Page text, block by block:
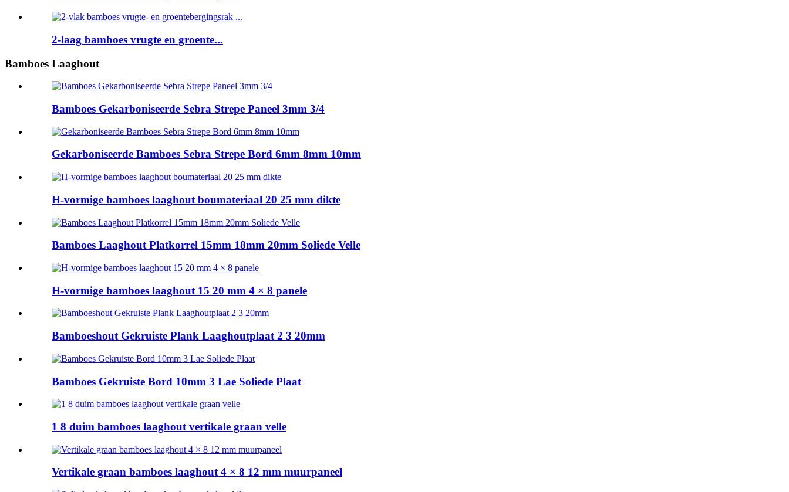
2-laag bamboes vrugte en groente...
Bamboes Laaghout
Bamboes Gekarboniseerde Sebra Strepe Paneel 3mm 3/4
Gekarboniseerde Bamboes Sebra Strepe Bord 6mm 8mm 10mm
H-vormige bamboes laaghout boumateriaal 20 25 mm dikte
Bamboes Laaghout Platkorrel 15mm 18mm 20mm Soliede Velle
H-vormige bamboes laaghout 15 20 mm 4 × 8 panele
Bamboeshout Gekruiste Plank Laaghoutplaat 2 3 20mm
Bamboes Gekruiste Bord 10mm 3 Lae Soliede Plaat
1 8 duim bamboes laaghout vertikale graan velle
Vertikale graan bamboes laaghout 4 × 8 12 mm muurpaneel